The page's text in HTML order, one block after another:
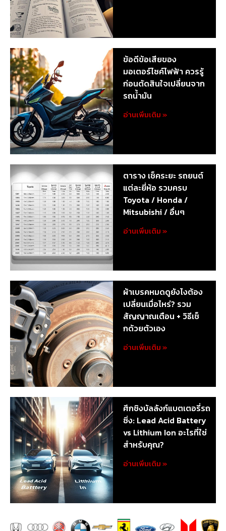
ข้อดีข้อเสียของ
มอเตอร์ไซค์ไฟฟ้า ควรรู้
ก่อนตัดสินใจเปลี่ยนจาก
รถน้ำมัน
อ่านเพิ่มเติม »
ตาราง เช็คระยะ รถยนต์
แต่ละยี่ห้อ รวมครบ
Toyota / Honda /
Mitsubishi / อื่นๆ
อ่านเพิ่มเติม »
ผ้าเบรคหมดดูยังไงต้อง
เปลี่ยนเมื่อไหร่? รวม
สัญญาณเตือน + วิธีเช็
กด้วยตัวเอง
อ่านเพิ่มเติม »
ศึกชิงบัลลังก์แบตเตอรี่รถ
ซิ่ง: Lead Acid Battery
vs Lithium Ion อะไรที่ใช่
สำหรับคุณ?
อ่านเพิ่มเติม »